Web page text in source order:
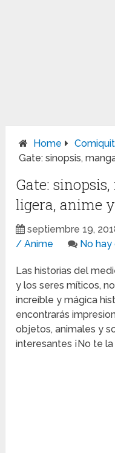
Home
Gate: sinopsis,
Gate:
ligera, anime
septiembre 19,
/ Anime
No
Las historias del
y los seres míticos,
increíble y mágica
encontrarás
objetos, animales y
interesantes ¡No te